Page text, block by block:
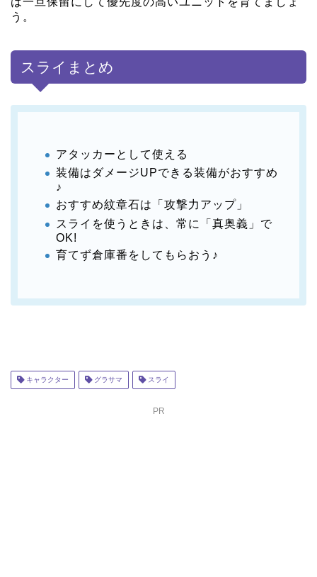
う。
スライまとめ
アタッカーとして使える
装備はダメージUPできる装備がおすすめ
♪
おすすめ紋章石は「攻撃力アップ」
スライを使うときは、常に「真奥義」で
OK!
育てず倉庫番をしてもらおう♪
キャラクター グラサマ スライ
PR